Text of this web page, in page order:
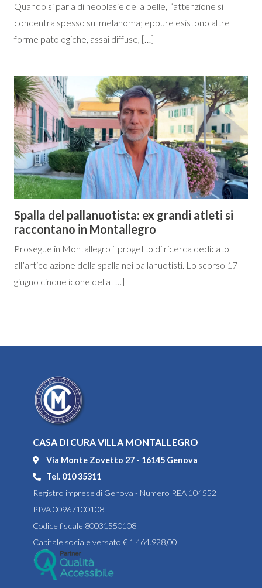
Quando si parla di neoplasie della pelle, l’attenzione si
concentra spesso sul melanoma; eppure esistono altre
forme patologiche, assai diffuse, […]
Spalla del pallanuotista: ex grandi atleti si
raccontano in Montallegro
Prosegue in Montallegro il progetto di ricerca dedicato
all’articolazione della spalla nei pallanuotisti. Lo scorso 17
giugno cinque icone della […]
CASA DI CURA VILLA MONTALLEGRO
Via Monte Zovetto 27 - 16145 Genova
Tel. 010 35311
Registro imprese di Genova - Numero REA 104552
P.IVA 00967100108
Codice fiscale 80031550108
Capitale sociale versato € 1.464.928,00